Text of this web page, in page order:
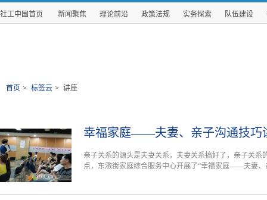
社工中国首页 新闻聚焦 理论前沿 政策法规 实务探索 队伍建设
首页 > 标签云 > 讲座
幸福家庭——夫妻、亲子沟通技巧
亲子关系的源头是夫妻关系，夫妻关系搞好了，亲子关系
点，东漖街家庭综合服务中心开展了“幸福家庭——夫妻、